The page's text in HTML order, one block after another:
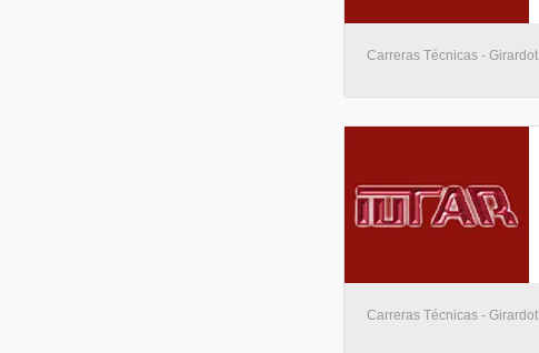
Carreras Técnicas - Girardot
Carreras Técnicas - Girardot